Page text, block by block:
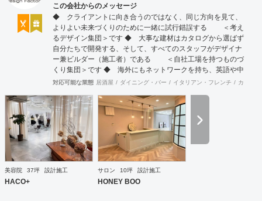
この会社からのメッセージ
◆ クライアントに向き合うのではなく、同じ方向を見て、
よりよい未来づくりのために一緒に試行錯誤する ＜考え
るデザイン集団＞です ◆ 大事な建材はカタログから選ばず
自分たちで開発する、そして、すべてのスタッフがデザイナ
ー兼ビルダー（施工者）である ＜自社工場を持つものづ
くり集団＞です ◆ 海外にもネットワークを持ち、英語や中
国語に堪能なスタッフたちが、海外から国内への出店をスム
工案件、設計＋造作物の案件、施工案件、造作物制作など、
多様な請負形態が可能です。工場では金属を中心にさまざま
な素材を用いた制作が可能で、例えば通常デザイン性とは無
縁な特定防火設備（鉄扉）などにも高いデザイン性を施すこ
とも可能です。 GRIDFRAME とりかえのきかない空間
https://gridframe.co.jp/ Synes(シネス) 霧のようなやわらか
込む空間 https://sotochiku.com/
対応可能な業態 居酒屋 ダイニング・バー イタリアン・フレンチ カフェ
美容院 37坪 設計施工
HACO+
サロン 10坪 設計施工
HONEY BOO